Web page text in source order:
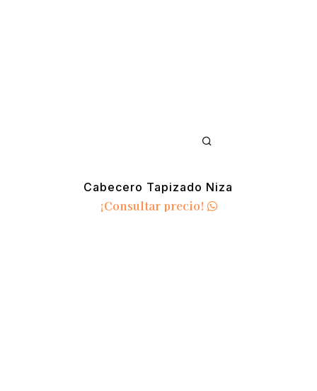
Cabecero Tapizado Niza
¡Consultar precio!